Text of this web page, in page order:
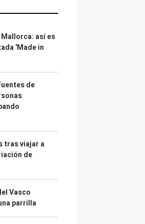
Mallorca: así es
'Made in
de
tras viajar a
de
Vasco
parrilla